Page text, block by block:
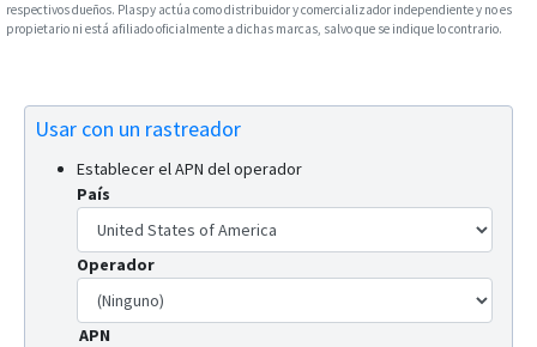
respectivos dueños. Plaspy actúa como distribuidor y comercializador independiente y no es
propietario ni está afiliado oficialmente a dichas marcas, salvo que se indique lo contrario.
Usar con un rastreador
Establecer el APN del operador
País
Operador
APN